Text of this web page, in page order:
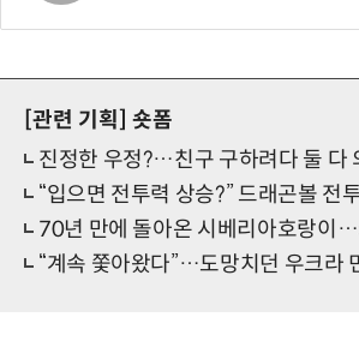
[관련 기획] 숏폼
진정한 우정?…친구 구하려다 둘 다 의자
“입으면 전투력 상승?” 드래곤볼 전
70년 만에 돌아온 시베리아호랑이…카자흐
“계속 쫓아왔다”…도망치던 우크라 민간인 공